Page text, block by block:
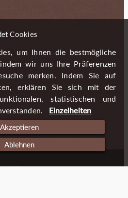
Aprons
Cookies
um Ihnen die bestmögliche
wir uns Ihre Präferenzen
merken. Indem Sie auf
erklären Sie sich mit der
statistischen und
Einzelheiten
Akzeptieren
Ablehnen